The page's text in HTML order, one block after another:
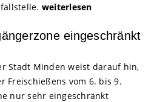
weiterlesen
eingeschränkt
Stadt Minden weist darauf hin,
Freischießens vom 6. bis 9.
nur sehr eingeschränkt